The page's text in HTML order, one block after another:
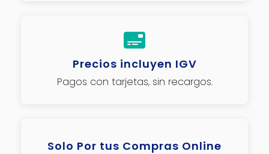
Precios incluyen IGV
Pagos con tarjetas, sin recargos.
Solo Por tus Compras Online